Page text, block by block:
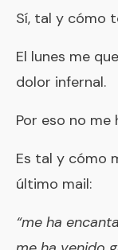
Sí, tal y cómo
El lunes me
dolor infernal.
Por eso no
Es tal y cómo
último mail:
“me ha